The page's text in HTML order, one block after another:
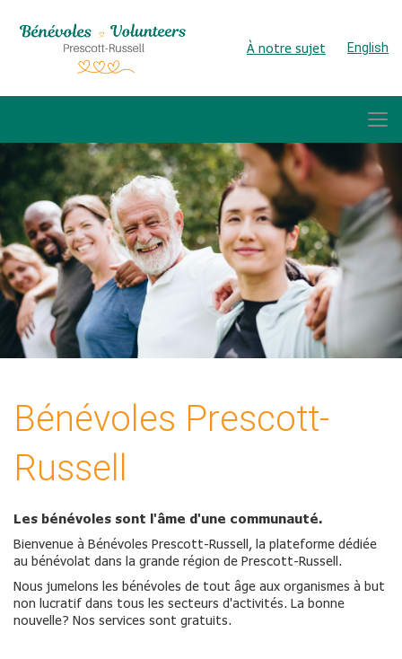
À notre sujet English
Bénévoles Prescott-
Russell
Les bénévoles sont l'âme d'une communauté.
Bienvenue à Bénévoles Prescott-Russell, la plateforme dédiée
au bénévolat dans la grande région de Prescott-Russell.
Nous jumelons les bénévoles de tout âge aux organismes à but
non lucratif dans tous les secteurs d'activités. La bonne
nouvelle? Nos services sont gratuits.